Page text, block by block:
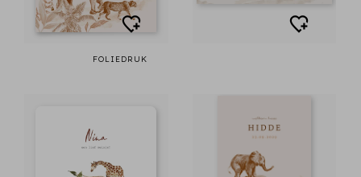
FOLIEDRUK